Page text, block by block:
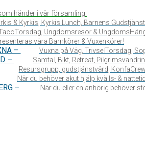
händer i vår församling.
& Kyrkis, Kyrkis Lunch, Barnens Gudstjänst
Ungdomsresor &
våra Barnkörer & Vuxenkörer!
– Vuxna på Väg, TrivselTorsdag,
– Samtal, Bikt, Retreat,
Resursgrupp, gudstjänstvärd,
När du behöver akut hjälp kvälls- &
– När du eller en anhörig behöver